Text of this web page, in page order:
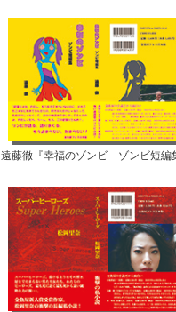
遠藤徹『幸福のゾンビ ゾンビ短編